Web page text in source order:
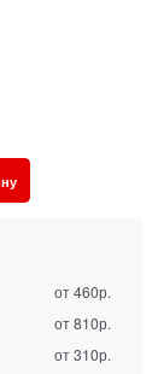
от 460р.
от 810р.
от 310р.